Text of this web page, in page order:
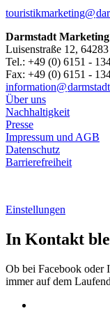
touristikmarketing@
Darmstadt
Luisenstraße 12,
Tel.: +49 (0) 6151 -
Fax: +49 (0) 6151 -
information@darmstadt
Über uns
Nachhaltigkeit
Presse
Impressum und AGB
Datenschutz
Barrierefreiheit
Einstellungen
In Kontakt
Ob bei Facebook oder
immer auf dem